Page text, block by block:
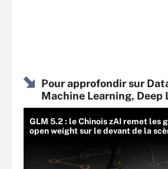
Pour approfondir sur
Machine Learning, Deep
GLM 5.2 : le Chinois zAI remet les
open weight sur le devant de la